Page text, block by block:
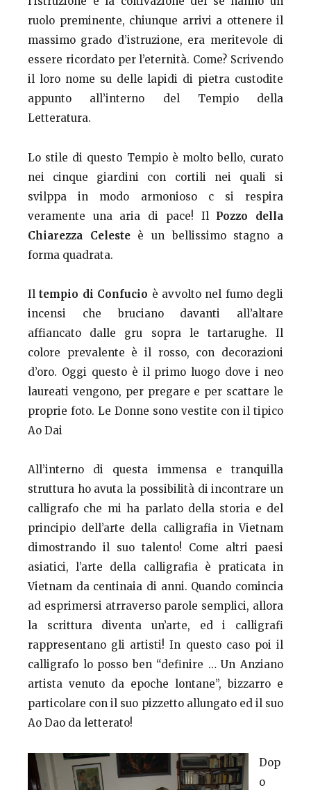
ruolo preminente, chiunque arrivi a ottenere il
massimo grado d’istruzione, era meritevole di
essere ricordato per l’eternità. Come? Scrivendo
il loro nome su delle lapidi di pietra custodite
appunto all’interno del Tempio della
Letteratura.
Lo stile di questo Tempio è molto bello, curato
nei cinque giardini con cortili nei quali si
svilppa in modo armonioso c si respira
veramente una aria di pace! Il Pozzo della
Chiarezza Celesteè un bellissimo stagno a
forma quadrata.
Iltempio di Confucio è avvolto nel fumo degli
incensi che bruciano davanti all’altare
affiancato dalle gru sopra le tartarughe. Il
colore prevalente è il rosso, con decorazioni
d’oro. Oggi questo è il primo luogo dove i neo
laureati vengono, per pregare e per scattare le
proprie foto. Le Donne sono vestite con il tipico
Ao Dai
All’interno di questa immensa e tranquilla
struttura ho avuta la possibilità di incontrare un
calligrafo che mi ha parlato della storia e del
principio dell’arte della calligrafia in Vietnam
dimostrando il suo talento! Come altri paesi
asiatici, l’arte della calligrafia è praticata in
Vietnam da centinaia di anni. Quando comincia
ad esprimersi atrraverso parole semplici, allora
la scrittura diventa un’arte, ed i calligrafi
rappresentano gli artisti! In questo caso poi il
calligrafo lo posso ben “definire … Un Anziano
artista venuto da epoche lontane”, bizzarro e
particolare con il suo pizzetto allungato ed il suo
Ao Dao da letterato!
Dop
o